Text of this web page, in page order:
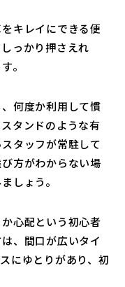
キレイにできる便
っかり押さえれ
。
何度か利用して慣
タンドのような有
タッフが常駐して
方がわからない場
しょう。
心配という初心者
、間口が広いタイ
にゆとりがあり、初